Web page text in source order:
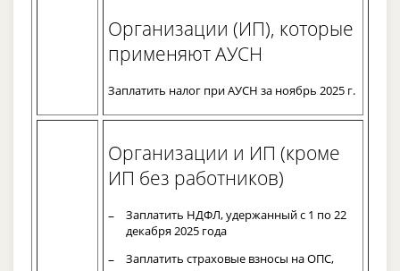
Организации (ИП), которые
применяют АУСН
Заплатить налог при АУСН за ноябрь 2025 г.
Организации и ИП (кроме
ИП без работников)
Заплатить НДФЛ, удержанный с 1 по 22
декабря 2025 года
Заплатить страховые взносы на ОПС,